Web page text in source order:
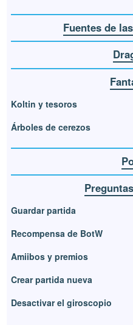
Fuentes de
Koltin y tesoros
Árboles de cerezos
Guardar partida
Recompensa de BotW
Amiibos y premios
Crear partida nueva
Desactivar el giroscopio